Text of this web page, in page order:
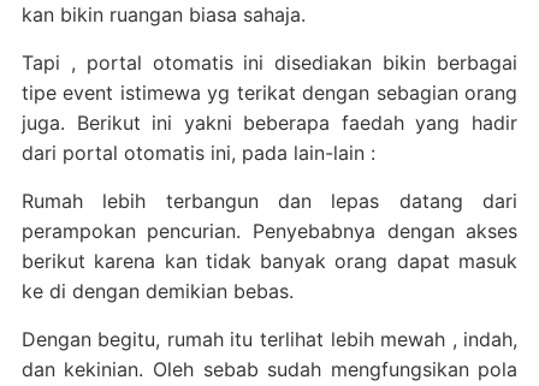
kan bikin ruangan biasa sahaja.
Tapi , portal otomatis ini disediakan bikin berbagai
tipe event istimewa yg terikat dengan sebagian orang
juga. Berikut ini yakni beberapa faedah yang hadir
dari portal otomatis ini, pada lain-lain :
Rumah lebih terbangun dan lepas datang dari
perampokan pencurian. Penyebabnya dengan akses
berikut karena kan tidak banyak orang dapat masuk
ke di dengan demikian bebas.
Dengan begitu, rumah itu terlihat lebih mewah , indah,
dan kekinian. Oleh sebab sudah mengfungsikan pola